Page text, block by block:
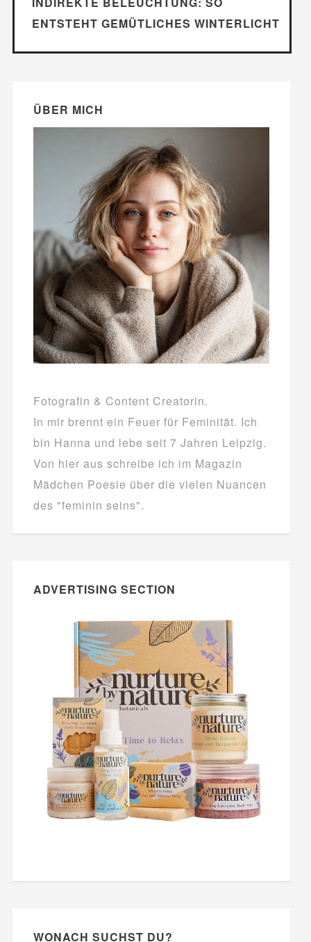
ENTSTEHT GEMÜTLICHES WINTERLICHT
ÜBER MICH
Fotografin & Content Creatorin.
In mir brennt ein Feuer für Feminität. Ich
bin Hanna und lebe seit 7 Jahren Leipzig.
Von hier aus schreibe ich im Magazin
Mädchen Poesie über die vielen Nuancen
des "feminin seins".
ADVERTISING SECTION
WONACH SUCHST DU?